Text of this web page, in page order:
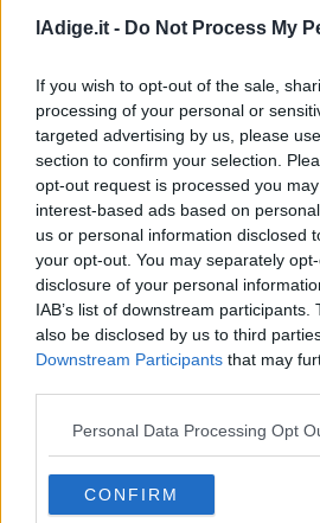
lAdige.it - Do Not Process My
If you wish to opt-out of the sale,
processing of your personal or
targeted advertising by us, please
section to confirm your selection.
opt-out request is processed you
interest-based ads based on
us or personal information disclosed
your opt-out. You may separately
disclosure of your personal
IAB’s list of downstream
also be disclosed by us to third
Downstream Participants that may
Personal Data Processing Opt
CONFIRM
VIDEO
Europei nuoto, Pellacani
azzurri dei tuffi
7 AGOSTO 2026